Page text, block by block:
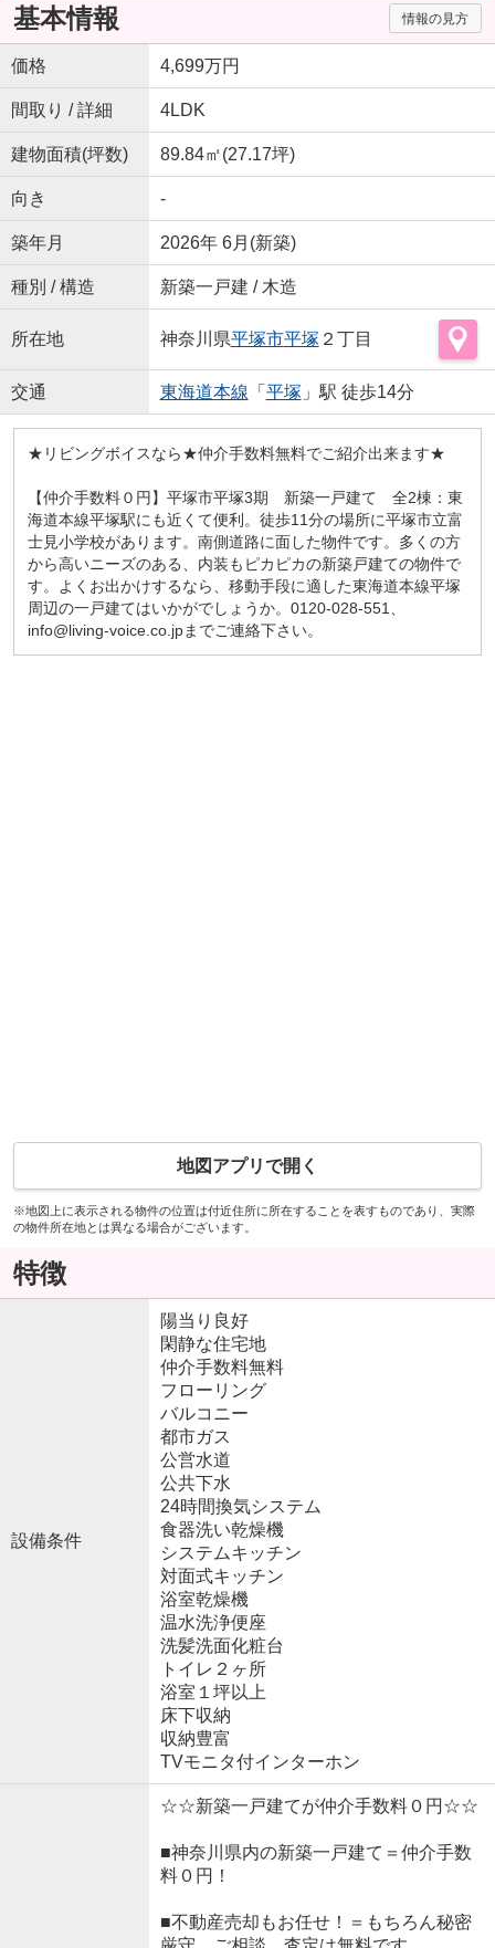
基本情報 情報の見方
価格 4,699万円
間取り / 詳細 4LDK
建物面積(坪数) 89.84㎡(27.17坪)
向き -
築年月 2026年 6月(新築)
種別 / 構造 新築一戸建 / 木造
所在地 神奈川県平塚市平塚 ２丁目
交通 東海道本線 「 平塚 」駅 徒歩14分
★リビングボイスなら★仲介手数料無料でご紹介出来ます★
【仲介手数料０円】平塚市平塚3期 新築一戸建て 全2棟：東
海道本線平塚駅にも近くて便利。徒歩11分の場所に平塚市立富
士見小学校があります。南側道路に面した物件です。多くの方
から高いニーズのある、内装もピカピカの新築戸建ての物件で
す。よくお出かけするなら、移動手段に適した東海道本線平塚
周辺の一戸建てはいかがでしょうか。0120-028-551、
info@living-voice.co.jpまでご連絡下さい。
地図アプリで開く
※地図上に表示される物件の位置は付近住所に所在することを表すものであり、実際
の物件所在地とは異なる場合がございます。
特徴
設備条件
陽当り良好
閑静な住宅地
仲介手数料無料
フローリング
バルコニー
都市ガス
公営水道
公共下水
24時間換気システム
食器洗い乾燥機
システムキッチン
対面式キッチン
浴室乾燥機
温水洗浄便座
洗髪洗面化粧台
トイレ２ヶ所
浴室１坪以上
床下収納
収納豊富
TVモニタ付インターホン
☆☆新築一戸建てが仲介手数料０円☆☆
■神奈川県内の新築一戸建て＝仲介手数
料０円！
■不動産売却もお任せ！＝もちろん秘密